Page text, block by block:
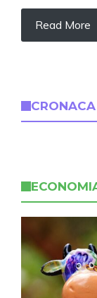
Read More
CRONACA